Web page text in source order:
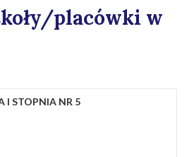
placówki w
I STOPNIA NR 5